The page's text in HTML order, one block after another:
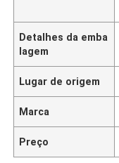
Detalhes da emba
lagem
Lugar de origem
Marca
Preço